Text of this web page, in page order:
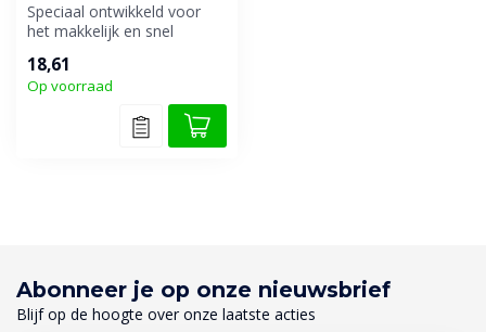
Speciaal ontwikkeld voor
het makkelijk en snel
en acr...
18,61
Op voorraad
Abonneer je op onze nieuwsbrief
Blijf op de hoogte over onze laatste acties